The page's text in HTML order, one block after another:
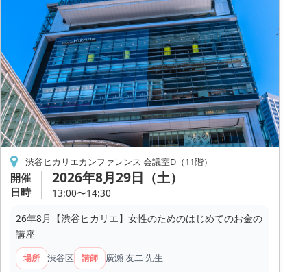
渋谷ヒカリエカンファレンス 会議室D（11階）
開催
日時
2026年8月29日（土）
13:00〜14:30
26年8月【渋谷ヒカリエ】女性のためのはじめてのお金の
講座
場所 渋谷区 講師 廣瀬 友二 先生